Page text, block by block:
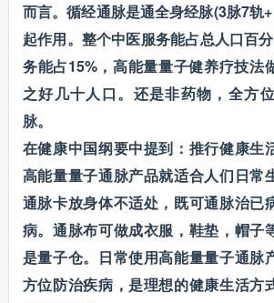
而言。循经通脉是通全身经脉(3脉7轨
起作用。整个中医服务能占总人口百
务能占15%，高能量量子健养疗技法
之好几十人口。还是非药物，全方
脉。
在健康中国纲要中提到：推行健康生
高能量量子通脉产品就适合人们日常
通脉卡放身体不适处，既可通脉治已
病。通脉布可做成衣服，鞋垫，帽子
是量子仓。日常使用高能量量子通脉
方位防治疾病，是理想的健康生活方